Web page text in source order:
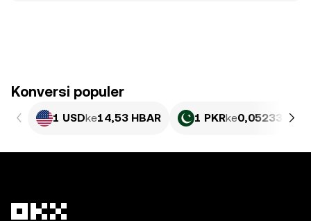
Konversi populer
1 USDke14,53 HBAR 1 PKRke0,052335